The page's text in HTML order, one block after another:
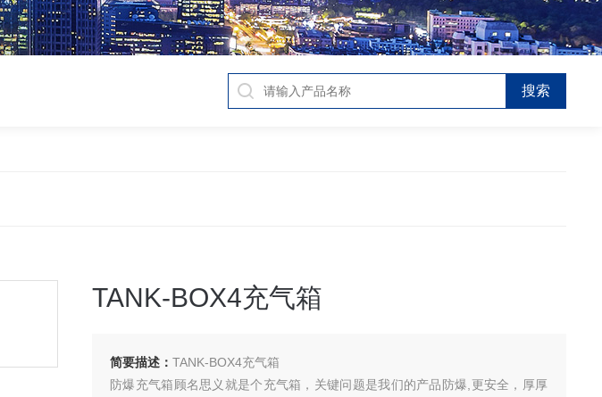
TANK-BOX4充气箱
简要描述：TANK-BOX4充气箱
防爆充气箱顾名思义就是个充气箱，关键问题是我们的产品防爆,更安全，厚厚